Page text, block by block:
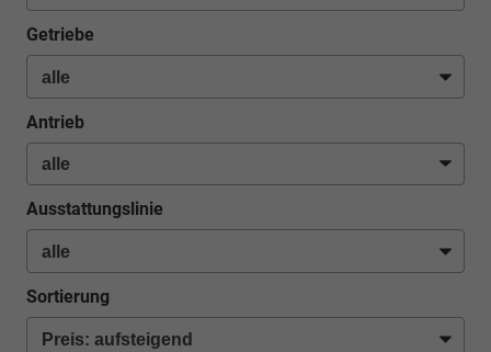
Getriebe
Antrieb
Ausstattungslinie
Sortierung